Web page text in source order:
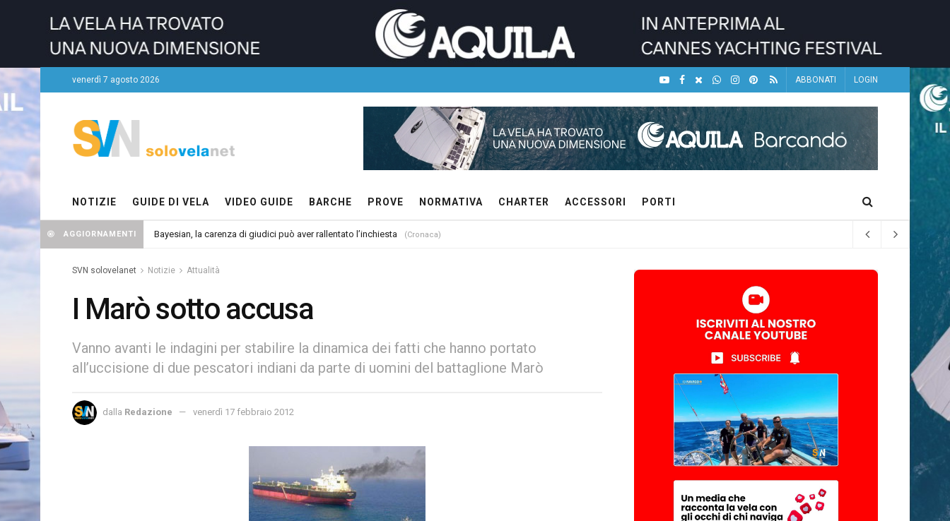
venerdì 7 agosto 2026 ABBONATI LOGIN
NOTIZIE GUIDE DI VELA VIDEO GUIDE BARCHE PROVE NORMATIVA CHARTER ACCESSORI PORTI
AGGIORNAMENTI Bayesian, la carenza di giudici può aver rallentato l’inchiesta (Cronaca)
SVN solovelanet Notizie Attualità
I Marò sotto accusa
Vanno avanti le indagini per stabilire la dinamica dei fatti che hanno portato
all’uccisione di due pescatori indiani da parte di uomini del battaglione Marò
dalla Redazione venerdì 17 febbraio 2012